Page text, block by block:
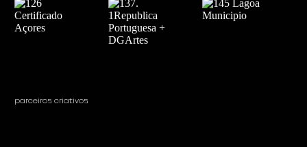
parceiros criativos